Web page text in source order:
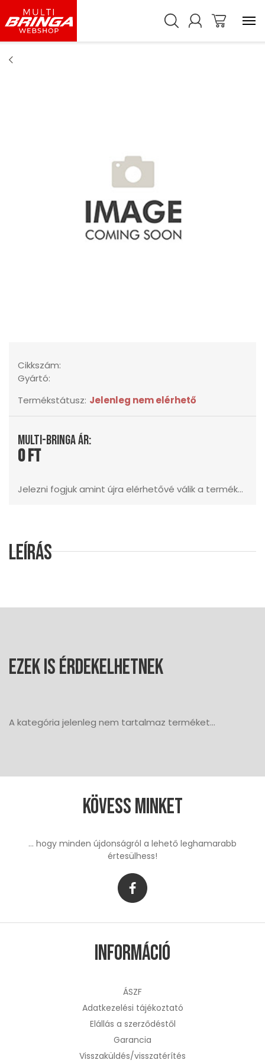
Cikkszám:
Gyártó:
Termékstátusz: Jelenleg nem elérhető
Multi-Bringa ár:
0 Ft
Jelezni fogjuk amint újra elérhetővé válik a termék...
Leírás
Ezek is érdekelhetnek
A kategória jelenleg nem tartalmaz terméket...
Kövess minket
... hogy minden újdonságról a lehető leghamarabb
értesülhess!
Információ
ÁSZF
Adatkezelési tájékoztató
Elállás a szerződéstől
Garancia
Visszaküldés/visszatérítés